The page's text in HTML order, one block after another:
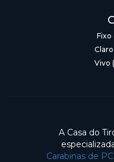
Fixo
Vivo
A Casa do
Carabinas de